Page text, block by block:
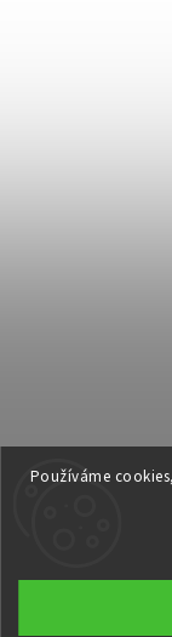
Používáme